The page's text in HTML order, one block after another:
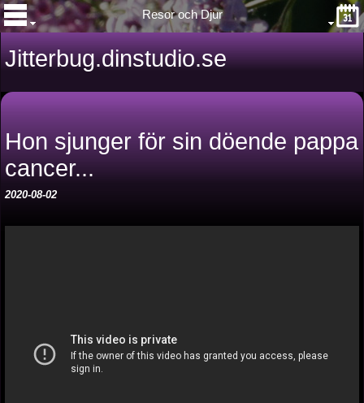
Jitterbug.dinstudio.se
Resor och Djur
Hon sjunger för sin döende pappa
cancer...
2020-08-02